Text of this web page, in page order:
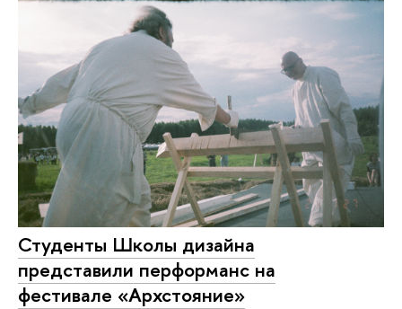
Студенты Школы дизайна
представили перформанс на
фестивале «Архстояние»